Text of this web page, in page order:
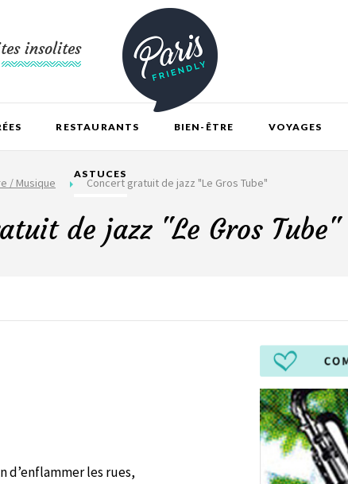
insolites
RESTAURANTS BIEN-ÊTRE VOYAGES
ASTUCES
/ Musique Concert gratuit de jazz "Le Gros Tube"
de jazz "Le Gros Tube"
d’enflammer les rues,